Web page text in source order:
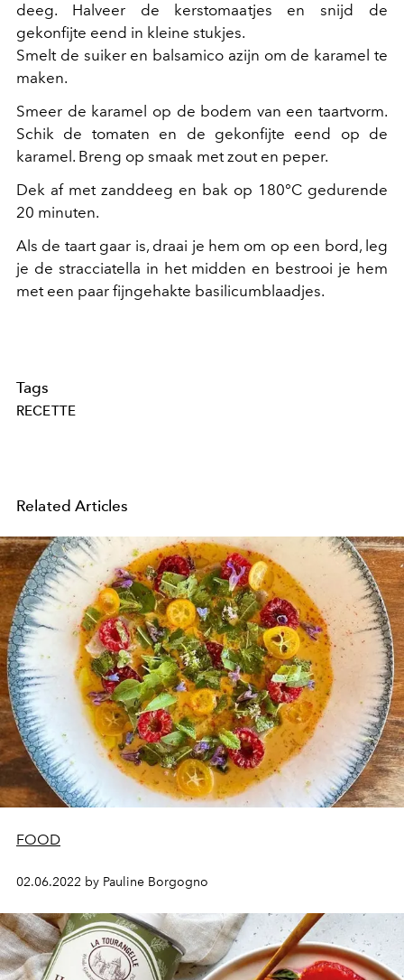
deeg. Halveer de kerstomaatjes en snijd de
gekonfijte eend in kleine stukjes.
Smelt de suiker en balsamico azijn om de karamel te
maken.
Smeer de karamel op de bodem van een taartvorm.
Schik de tomaten en de gekonfijte eend op de
karamel. Breng op smaak met zout en peper.
Dek af met zanddeeg en bak op 180°C gedurende
20 minuten.
Als de taart gaar is, draai je hem om op een bord, leg
je de stracciatella in het midden en bestrooi je hem
met een paar fijngehakte basilicumblaadjes.
Tags
RECETTE
Related Articles
FOOD
02.06.2022 by Pauline Borgogno